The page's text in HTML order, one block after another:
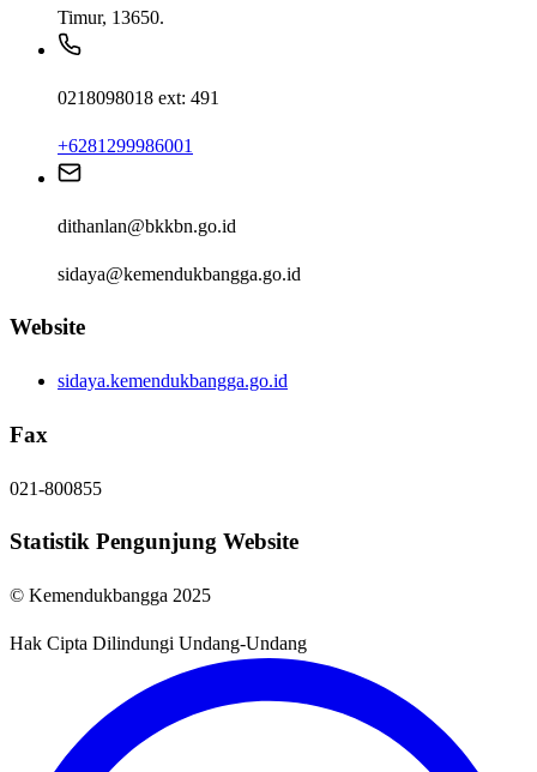
Timur, 13650.
0218098018 ext: 491
+6281299986001
dithanlan@bkkbn.go.id
sidaya@kemendukbangga.go.id
Website
sidaya.kemendukbangga.go.id
Fax
021-800855
Statistik Pengunjung Website
© Kemendukbangga 2025
Hak Cipta Dilindungi Undang-Undang